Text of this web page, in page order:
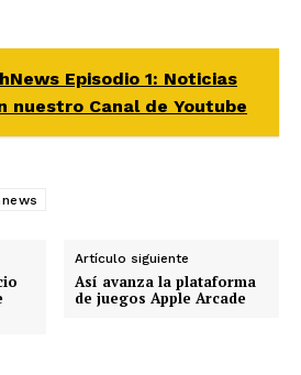
Episodio 1: Noticias
nuestro Canal de Youtube
Artículo siguiente
Así avanza la plataforma
de juegos Apple Arcade